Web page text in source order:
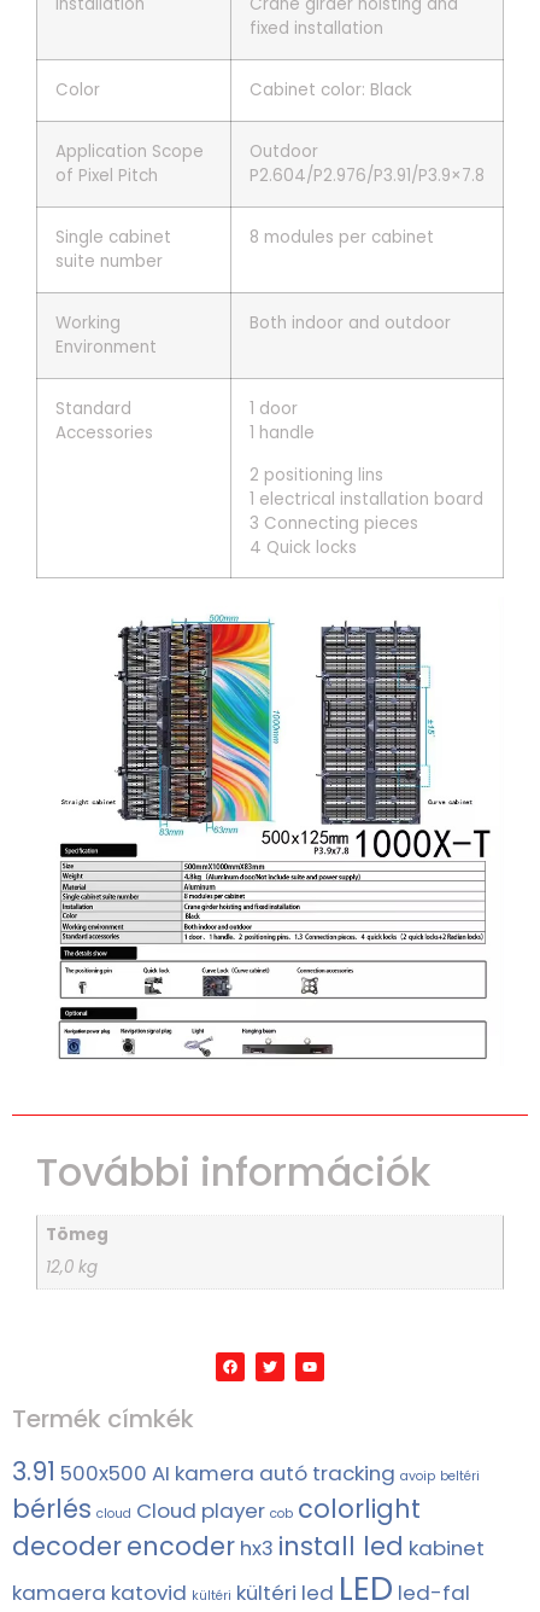
fixed installation
Color Cabinet color: Black
Application Scope
of Pixel Pitch
Outdoor
P2.604/P2.976/P3.91/P3.9×7.8
Single cabinet
suite number
8 modules per cabinet
Working
Environment
Both indoor and outdoor
Standard
Accessories
1 door
1 handle
2 positioning lins
1 electrical installation board
3 Connecting pieces
4 Quick locks
További információk
Tömeg
12,0 kg
Termék címkék
3.91 500x500 AI kamera autó tracking avoip beltéri
bérlés cloud Cloud player cob colorlight
decoderencoder hx3 install led kabinet
kamaera katovid kültéri kültéri led LED led-fal